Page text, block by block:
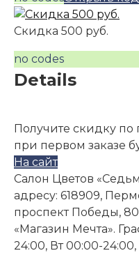
Скидка 500 руб.
no codes
Details
Получите скидку
при первом заказе
На сайт
Салон Цветов
адресу: 618909,
проспект Победы, 80
«Магазин Мечта».
24:00, Вт 00:00-